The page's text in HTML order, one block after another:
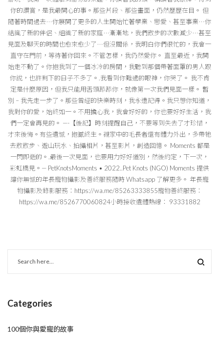
你的讚賞，是我最開心的事。那些片段、那些畫面，仍然歷歷在目。 但
隨著時間過去⋯你展開了更多的人生開始忙著學業、戀愛、甚至事業⋯你
結識了新的伴侶、組織了新的家庭⋯漸漸地，我們散步的次數減少⋯甚至
見面及聊天的時間也愈來愈少了⋯但沒關係，我明白你們很忙的，我會一
直守在門前，等待著你回來。不管怎樣，我仍然愛你。 直至最近，我開
始走不動了。你抱我到了一個冰冷的房間，我聽到那個帶著面罩的男人跟
你說，也許剩下的日子不多了。.我看到你難過的眼神，你哭了。 我不肯
定是什麼原因，但我只能用舌頭舔舔你，就像第一次我們見面一樣。 暫
別 – 我先走一步了。那些曾經的快樂時刻，我永遠記得。我只想你知道，
我對你的愛，始終如一。不用擔心我，我會好好的，你也要好好生活，我
們一定會再見的。 —-【後記】時刻提醒自己，不要等到失去了才珍惜，
才來後悔。有些遺憾，抱撼終生。襯家中的毛長者還有體力外出，多帶牠
去散散步、遊山玩水、拍攝相片，甚至影片，創造回憶。 Moments 都是
一閃即逝的。.最後一次見面，也要用力好好道別，然後約定，下一次，
彩虹橋見。— PetKnotsMoments • 2022..Pet Knots (NGO) Moments 提供
讓你無憾的年長寵物攝影及善終服務隨時 Whatsapp 了解更多。 年長寵
物攝影及錄影服務：https://wa.me/85263333855寵物善終服務：
https://wa.me/8526770060824小時接收遺體熱線： 93331882
Categories
100個你與愛寵的故事